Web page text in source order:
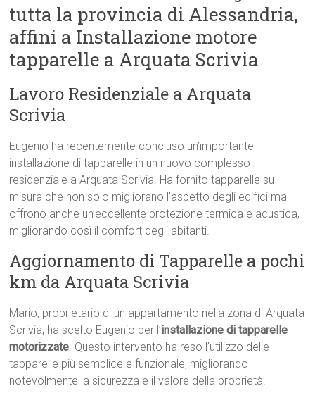
tutta la provincia di Alessandria,
affini a Installazione motore
tapparelle a Arquata Scrivia
Lavoro Residenziale a Arquata
Scrivia
Eugenio ha recentemente concluso un’importante
installazione di tapparelle in un nuovo complesso
residenziale a Arquata Scrivia. Ha fornito tapparelle su
misura che non solo migliorano l’aspetto degli edifici ma
offrono anche un’eccellente protezione termica e acustica,
migliorando così il comfort degli abitanti.
Aggiornamento di Tapparelle a pochi
km da Arquata Scrivia
Mario, proprietario di un appartamento nella zona di Arquata
Scrivia, ha scelto Eugenio per l’installazione di tapparelle
motorizzate. Questo intervento ha reso l’utilizzo delle
tapparelle più semplice e funzionale, migliorando
notevolmente la sicurezza e il valore della proprietà.